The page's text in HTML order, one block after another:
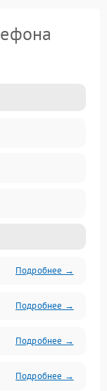
Подробнее →
Подробнее →
Подробнее →
Подробнее →